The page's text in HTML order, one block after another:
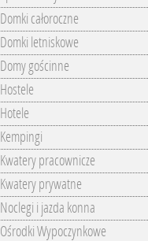
Domki całoroczne
Domki letniskowe
Domy gościnne
Hostele
Hotele
Kempingi
Kwatery pracownicze
Kwatery prywatne
Noclegi i jazda konna
Ośrodki Wypoczynkowe